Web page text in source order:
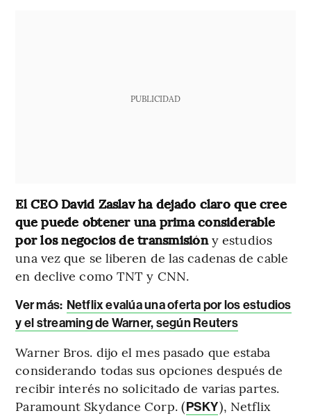
PUBLICIDAD
El CEO David Zaslav ha dejado claro que cree
que puede obtener una prima considerable
por los negocios de transmisióny estudios
una vez que se liberen de las cadenas de cable
en declive como TNT y CNN.
Ver más: Netflix evalúa una oferta por los estudios
y el streaming de Warner, según Reuters
Warner Bros. dijo el mes pasado que estaba
considerando todas sus opciones después de
recibir interés no solicitado de varias partes.
Paramount Skydance Corp. (PSKY), Netflix